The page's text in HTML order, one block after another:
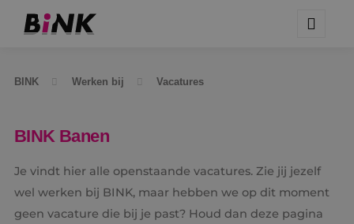
BINK Werken bij Vacatures
BINK Banen
Je vindt hier alle openstaande vacatures. Zie jij jezelf
wel werken bij BINK, maar hebben we op dit moment
geen vacature die bij je past? Houd dan deze pagina